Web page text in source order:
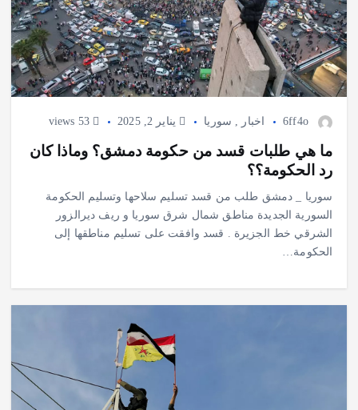
6ff4o اخبار , سوريا يناير 2, 2025 53 views
ما هي طلبات قسد من حكومة دمشق؟ وماذا كان
رد الحكومة؟؟
سوريا _ دمشق طلب من قسد تسليم سلاحها وتسليم الحكومة
السورية الجديدة مناطق شمال شرق سوريا و ريف ديرالزور
الشرقي خط الجزيرة . قسد وافقت على تسليم مناطقها إلى
الحكومة…